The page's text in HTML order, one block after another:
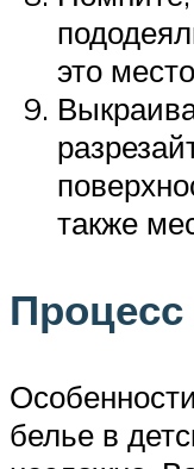
это
также
белье в